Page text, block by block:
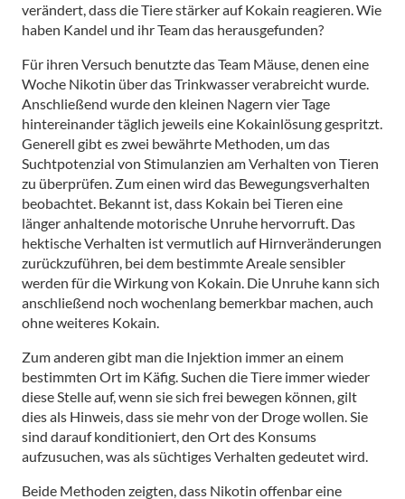
verändert, dass die Tiere stärker auf Kokain reagieren. Wie
haben Kandel und ihr Team das herausgefunden?
Für ihren Versuch benutzte das Team Mäuse, denen eine
Woche Nikotin über das Trinkwasser verabreicht wurde.
Anschließend wurde den kleinen Nagern vier Tage
hintereinander täglich jeweils eine Kokainlösung gespritzt.
Generell gibt es zwei bewährte Methoden, um das
Suchtpotenzial von Stimulanzien am Verhalten von Tieren
zu überprüfen. Zum einen wird das Bewegungsverhalten
beobachtet. Bekannt ist, dass Kokain bei Tieren eine
länger anhaltende motorische Unruhe hervorruft. Das
hektische Verhalten ist vermutlich auf Hirnveränderungen
zurückzuführen, bei dem bestimmte Areale sensibler
werden für die Wirkung von Kokain. Die Unruhe kann sich
anschließend noch wochenlang bemerkbar machen, auch
ohne weiteres Kokain.
Zum anderen gibt man die Injektion immer an einem
bestimmten Ort im Käfig. Suchen die Tiere immer wieder
diese Stelle auf, wenn sie sich frei bewegen können, gilt
dies als Hinweis, dass sie mehr von der Droge wollen. Sie
sind darauf konditioniert, den Ort des Konsums
aufzusuchen, was als süchtiges Verhalten gedeutet wird.
Beide Methoden zeigten, dass Nikotin offenbar eine